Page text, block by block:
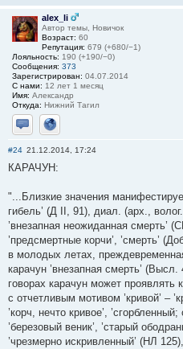
alex_li
Автор темы, Новичок
Возраст: 60
Репутация: 679 (+680/−1)
Лояльность: 190 (+190/−0)
Сообщения: 373
Зарегистрирован: 04.07.2014
С нами: 12 лет 1 месяц
Имя: Александр
Откуда: Нижний Тагил
Отправить личное сообщение
Сайт
#24 21.12.2014, 17:24
КАРАЧУН:
"...Близкие значения
гибель’ (Д II, 91), диал. (арх.,
’внезапная неожиданная смерть’
’предсмертные корчи’, ’смерть’
в молодых летах,
карачун ’внезапная смерть’
говорах карачун может проявлять
с отчетливым мотивом ’кривой’ –
’корч, нечто кривое’,
’березовый веник’, ’старый
’чрезмерно искривленный’ (НЛ